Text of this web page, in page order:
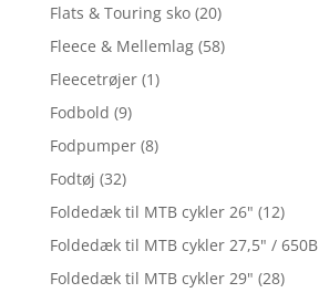
Flats & Touring sko (20)
Fleece & Mellemlag (58)
Fleecetrøjer (1)
Fodbold (9)
Fodpumper (8)
Fodtøj (32)
Foldedæk til MTB cykler 26" (12)
Foldedæk til MTB cykler 27,5" / 650B
Foldedæk til MTB cykler 29" (28)